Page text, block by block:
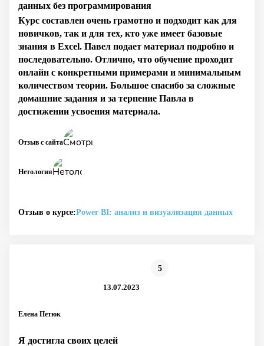
данных без программирования
Курс составлен очень грамотно и подходит как для
новичков, так и для тех, кто уже имеет базовые
знания в Excel. Павел подает материал подробно и
последовательно. Отлично, что обучение проходит
онлайн с конкретными примерами и минимальным
количеством теории. Большое спасибо за сложные
домашние задания и за терпение Павла в
достижении усвоения материала.
Нетология
Отзыв с сайта
Отзыв о курсе:Power BI: анализ и визуализация данных
Елена Петюк
5
13.07.2023
Я достигла своих целей